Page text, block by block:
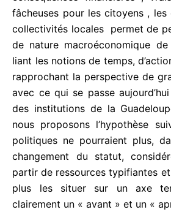
d’autonomie doivent être
temporalité plus cyclique,
sur un mode affectif,
passéiste au sens
mais sous l’angle de la
sur le politique.
La crise inflationniste actuelle
, dont nous sous-estimons
conséquences financières ,
fâcheuses pour les citoyens ,
les collectivités locales
difficultés de nature
originale en liant les notions de
Abonnez-vous à la
manquer !
E-mail*
J'accepte l'accord de